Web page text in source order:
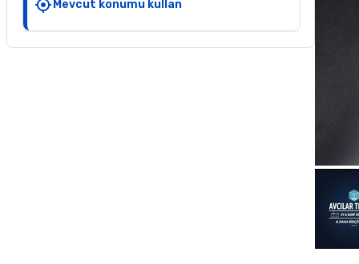
Mevcut konumu kullan